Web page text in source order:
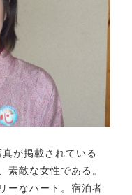
が掲載されている
素敵な女性である。
ーなハート。宿泊者